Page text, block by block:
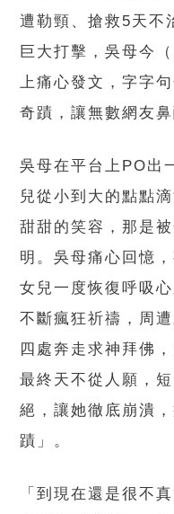
遭勒頸、搶救5天不
巨大打擊，吳母今
上痛心發文，字字
奇蹟，讓無數網友鼻
吳母在平台上PO出
兒從小到大的點點
甜甜的笑容，那是
明。吳母痛心回憶
女兒一度恢復呼吸
不斷瘋狂祈禱，周
四處奔走求神拜佛
最終天不從人願，
絕，讓她徹底崩潰
蹟」。
「到現在還是很不